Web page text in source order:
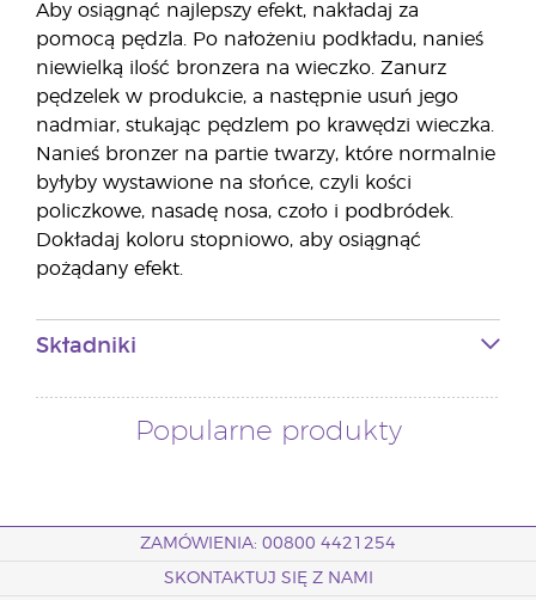
Aby osiągnąć najlepszy efekt, nakładaj za
pomocą pędzla. Po nałożeniu podkładu, nanieś
niewielką ilość bronzera na wieczko. Zanurz
pędzelek w produkcie, a następnie usuń jego
nadmiar, stukając pędzlem po krawędzi wieczka.
Nanieś bronzer na partie twarzy, które normalnie
byłyby wystawione na słońce, czyli kości
policzkowe, nasadę nosa, czoło i podbródek.
Dokładaj koloru stopniowo, aby osiągnąć
pożądany efekt.
Składniki
Popularne produkty
ZAMÓWIENIA: 00800 4421254
SKONTAKTUJ SIĘ Z NAMI